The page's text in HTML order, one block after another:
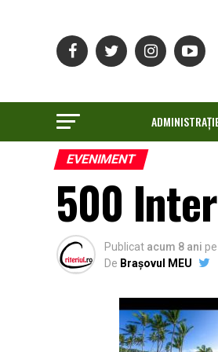
EVENIMENT
500
Publicat acum 8 ani pe
De Brașovul MEU